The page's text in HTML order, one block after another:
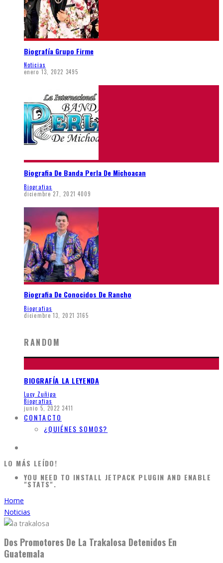
Biografía Grupo Firme
Noticias
enero 13, 2022 3495
Biografia De Banda Perla De Michoacan
Biografias
diciembre 27, 2021 4009
Biografia De Conocidos De Rancho
Biografias
diciembre 13, 2021 3165
RANDOM
BIOGRAFÍA LA LEYENDA
Lucy Zuñiga
Biografias
junio 5, 2022 3411
CONTACTO
¿QUIÉNES SOMOS?
LO MÁS LEÍDO!
YOU NEED TO INSTALL JETPACK PLUGIN AND ENABLE
"STATS".
Home
Noticias
Dos Promotores De La Trakalosa Detenidos En
Guatemala